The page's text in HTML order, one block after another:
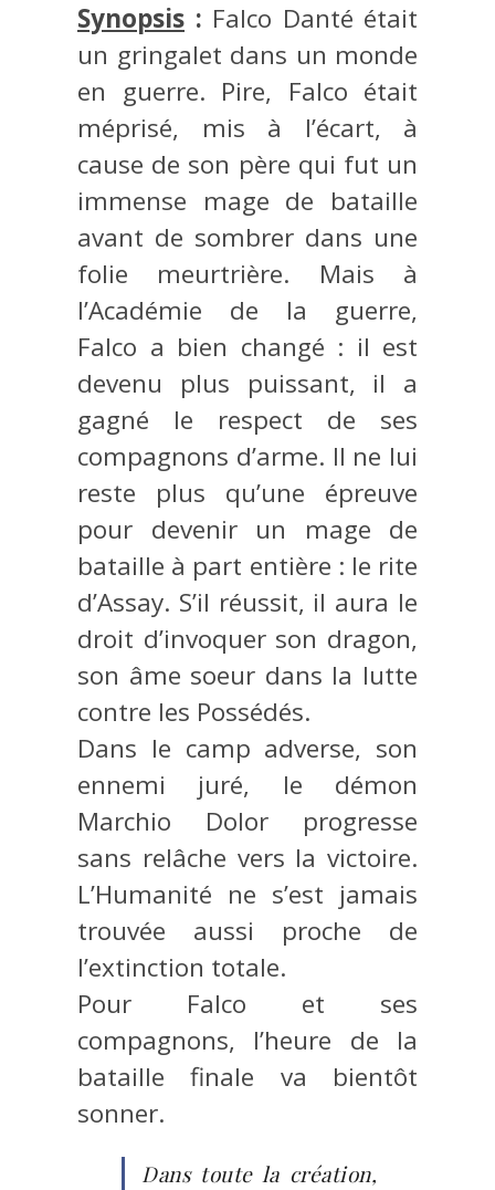
Synopsis : Falco Danté était
un gringalet dans un monde
en guerre. Pire, Falco était
méprisé, mis à l’écart, à
cause de son père qui fut un
immense mage de bataille
avant de sombrer dans une
folie meurtrière. Mais à
l’Académie de la guerre,
Falco a bien changé : il est
devenu plus puissant, il a
gagné le respect de ses
compagnons d’arme. Il ne lui
reste plus qu’une épreuve
pour devenir un mage de
bataille à part entière : le rite
d’Assay. S’il réussit, il aura le
droit d’invoquer son dragon,
son âme soeur dans la lutte
contre les Possédés.
Dans le camp adverse, son
ennemi juré, le démon
Marchio Dolor progresse
sans relâche vers la victoire.
L’Humanité ne s’est jamais
trouvée aussi proche de
l’extinction totale.
Pour Falco et ses
compagnons, l’heure de la
bataille finale va bientôt
sonner.
Dans toute la création,